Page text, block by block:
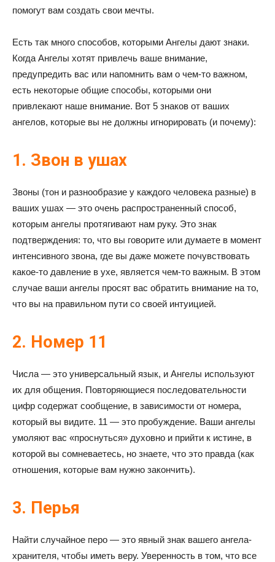
помогут вам создать свои мечты.
Есть так много способов, которыми Ангелы дают знаки.
Когда Ангелы хотят привлечь ваше внимание,
предупредить вас или напомнить вам о чем-то важном,
есть некоторые общие способы, которыми они
привлекают наше внимание. Вот 5 знаков от ваших
ангелов, которые вы не должны игнорировать (и почему):
1. Звон в ушах
Звоны (тон и разнообразие у каждого человека разные) в
ваших ушах — это очень распространенный способ,
которым ангелы протягивают нам руку. Это знак
подтверждения: то, что вы говорите или думаете в момент
интенсивного звона, где вы даже можете почувствовать
какое-то давление в ухе, является чем-то важным. В этом
случае ваши ангелы просят вас обратить внимание на то,
что вы на правильном пути со своей интуицией.
2. Номер 11
Числа — это универсальный язык, и Ангелы используют
их для общения. Повторяющиеся последовательности
цифр содержат сообщение, в зависимости от номера,
который вы видите. 11 — это пробуждение. Ваши ангелы
умоляют вас «проснуться» духовно и прийти к истине, в
которой вы сомневаетесь, но знаете, что это правда (как
отношения, которые вам нужно закончить).
3. Перья
Найти случайное перо — это явный знак вашего ангела-
хранителя, чтобы иметь веру. Уверенность в том, что все